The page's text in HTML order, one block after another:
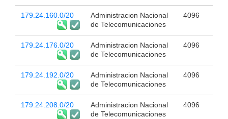
179.24.160.0/20
Administracion Nacional
de Telecomunicaciones
4096
179.24.176.0/20
Administracion Nacional
de Telecomunicaciones
4096
179.24.192.0/20
Administracion Nacional
de Telecomunicaciones
4096
179.24.208.0/20
Administracion Nacional
de Telecomunicaciones
4096